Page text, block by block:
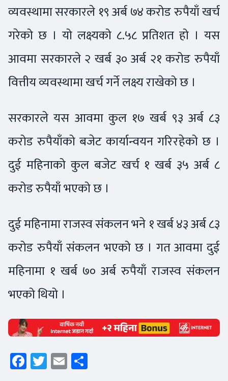
व्यवस्थामा सरकारले १९ अर्ब ७४ करोड रुपैयाँ खर्च
गरेको छ । यो लक्ष्यको ८.५८ प्रतिशत हो । यस
आवमा सरकारले २ खर्ब ३० अर्ब २१ करोड रुपैयाँ
वित्तीय व्यवस्थामा खर्च गर्ने लक्ष्य राखेको छ ।
सरकारले यस आवमा कुल १७ खर्ब ९३ अर्ब ८३
करोड रुपैयाँको बजेट कार्यान्वयन गरिरहेको छ ।
दुई महिनाको कुल बजेट खर्च १ खर्ब ३५ अर्ब ८
करोड रुपैयाँ भएको छ ।
दुई महिनामा राजस्व संकलन भने १ खर्ब ४३ अर्ब ८३
करोड रुपैयाँ संकलन भएको छ । गत आवमा दुई
महिनामा १ खर्ब ७० अर्ब रुपैयाँ राजस्व संकलन
भएको थियो ।
Facebook
Twitter
Email